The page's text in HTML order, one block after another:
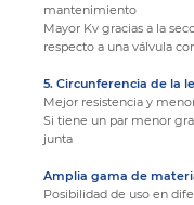
mantenimiento
Mayor Kv gracias a la
respecto a una válvula
5. Circunferencia de la
Mejor resistencia y
Si tiene un par menor
junta
Amplia gama de
Posibilidad de uso en